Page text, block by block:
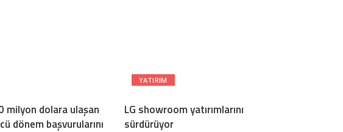
milyon dolara ulaşan
dönem başvurularını
YATIRIM
LG showroom yatırımlarını
sürdürüyor